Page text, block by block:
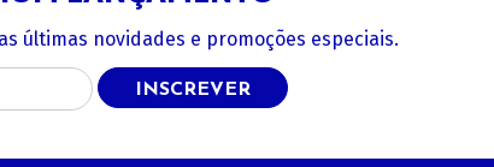
últimas novidades e promoções especiais.
INSCREVER